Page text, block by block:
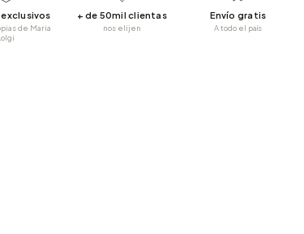
de Maria
+ de 50mil clientas
nos elijen
Envío gratis
A todo el país